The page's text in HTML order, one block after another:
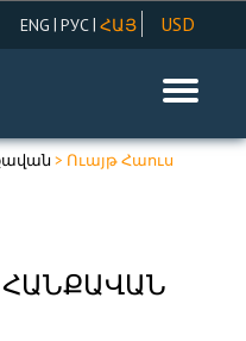
USD
EUR
RUR
ENG | РУС| ՀԱՅ
> Ուայթ Հաուս